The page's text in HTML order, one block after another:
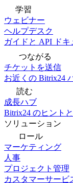
学習
ウェビナー
ヘルプデスク
ガイドと API ドキ
つながる
チケットを送信
お近くの Bitrix24
読む
成長ハブ
Bitrix24 のヒント
ソリューション
ロール
マーケティング
人事
プロジェクト管理
カスタマーサービ